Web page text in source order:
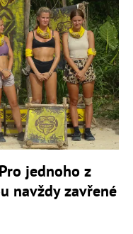
jednoho z
navždy zavřené